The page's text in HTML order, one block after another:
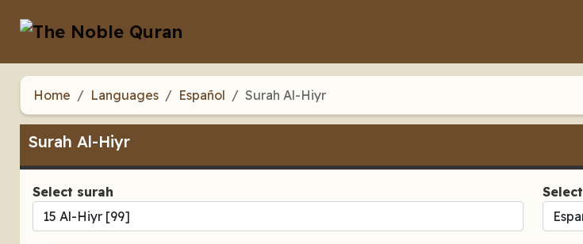
Home Languages Español Surah Al-Hiyr
Surah Al-Hiyr
Select surah